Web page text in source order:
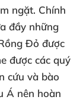
ngặt. Chính
đầy những
Đỏ được
được các quý
cứu và bào
Á nên hoàn